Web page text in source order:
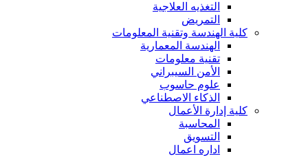
التغذيه العلاجية
التمريض
كلية الهندسة وتقنية المعلومات
الهندسة المعمارية
تقنية معلومات
الأمن السيبراني
علوم حاسوب
الذكاء الاصطناعي
كلية إدارة الأعمال
المحاسبة
التسويق
اداره اعمال